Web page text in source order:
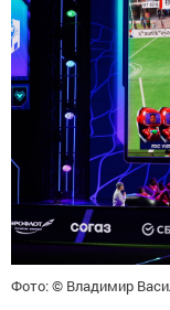
Фото: © Владимир